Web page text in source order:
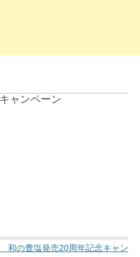
ャンペーン
和の豊塩発売20周年記念キャン